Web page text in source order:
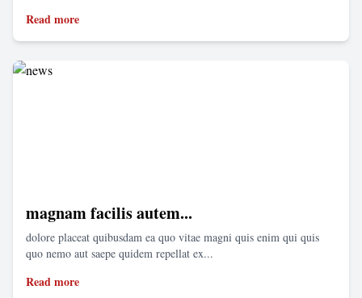
Read more
magnam facilis autem...
dolore placeat quibusdam ea quo vitae magni quis enim qui quis
quo nemo aut saepe quidem repellat ex...
Read more